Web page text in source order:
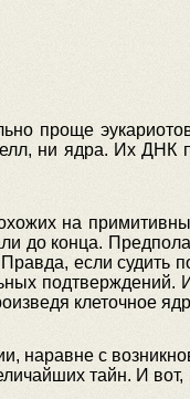
проще
ни ядра. Их ДНК
на
до конца.
если судить
подтверждений.
клеточное
наравне с
тайн. И